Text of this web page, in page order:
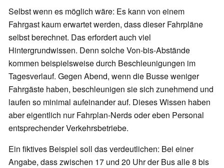
Selbst wenn es möglich wäre: Es kann von einem
Fahrgast kaum erwartet werden, dass dieser Fahrpläne
selbst berechnet. Das erfordert auch viel
Hintergrundwissen. Denn solche Von-bis-Abstände
kommen beispielsweise durch Beschleunigungen im
Tagesverlauf. Gegen Abend, wenn die Busse weniger
Fahrgäste haben, beschleunigen sie sich zunehmend und
laufen so minimal aufeinander auf. Dieses Wissen haben
aber eigentlich nur Fahrplan-Nerds oder eben Personal
entsprechender Verkehrsbetriebe.
Ein fiktives Beispiel soll das verdeutlichen: Bei einer
Angabe, dass zwischen 17 und 20 Uhr der Bus alle 8 bis